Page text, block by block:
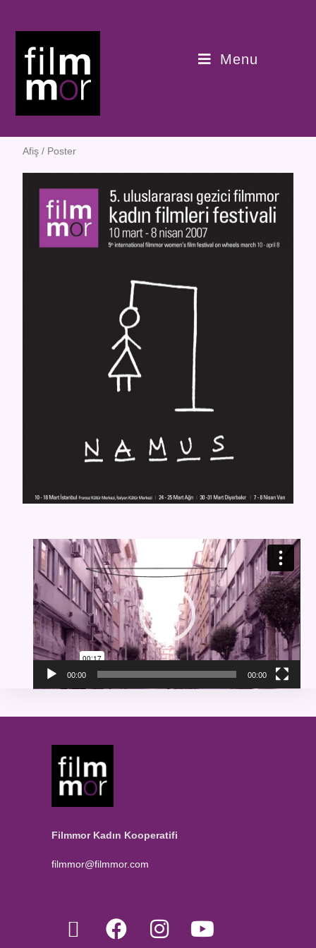
Menu
Afiş / Poster
Video
oynatıcı
00:00 00:00
Filmmor Kadın Kooperatifi
filmmor@filmmor.com